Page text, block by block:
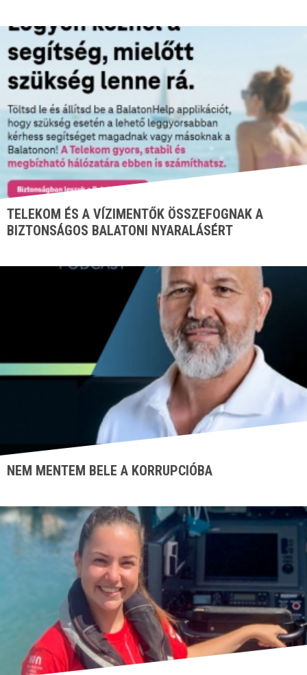
TELEKOM ÉS A VÍZIMENTŐK ÖSSZEFOGNAK A
BIZTONSÁGOS BALATONI NYARALÁSÉRT
NEM MENTEM BELE A KORRUPCIÓBA